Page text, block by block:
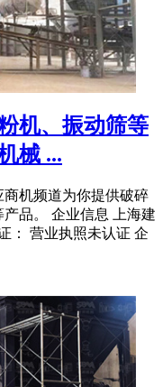
机、振动筛等
械 ...
商机频道为你提供破碎
品。 企业信息 上海建
： 营业执照未认证 企